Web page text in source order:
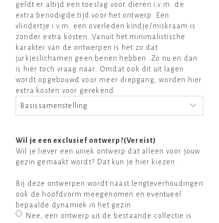
geldt er altijd een toeslag voor dieren i.v.m. de
extra benodigde tijd voor het ontwerp. Een
vlindertje i.v.m. een overleden kindje/miskraam is
zonder extra kosten. Vanuit het minimalistische
karakter van de ontwerpen is het zo dat
jurkjeslichamen geen benen hebben. Zo nu en dan
is hier toch vraag naar. Omdat ook dit uit lagen
wordt opgebouwd voor meer diepgang, worden hier
extra kosten voor gerekend.
Wil je een exclusief ontwerp?(Vereist)
Wil je liever een uniek ontwerp dat alleen voor jouw
gezin gemaakt wordt? Dat kun je hier kiezen.
Bij deze ontwerpen wordt naast lengteverhoudingen
ook de hoofdvorm meegenomen en eventueel
bepaalde dynamiek in het gezin.
Nee, een ontwerp uit de bestaande collectie is